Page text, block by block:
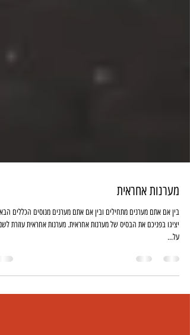
מערנות אחראית
בין אם אתם מערנים מתחילים ובין אם אתם מערנים מנוסים הכללים
על...